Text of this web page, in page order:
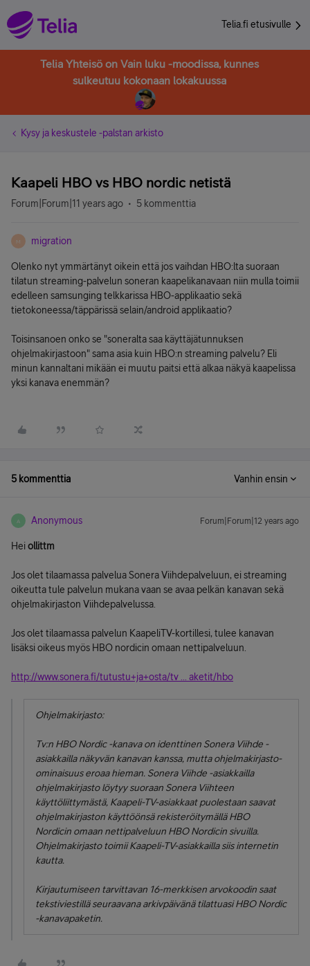
Telia.fi etusivulle
Telia Yhteisö on Vain luku -moodissa, kunnes
sulkeutuu kokonaan lokakuussa
Kysy ja keskustele -palstan arkisto
Kaapeli HBO vs HBO nordic netistä
Forum|Forum|11 years ago 5 kommenttia
M migration
Olenko nyt ymmärtänyt oikein että jos vaihdan HBO:lta suoraan
tilatun streaming-palvelun soneran kaapelikanavaan niin mulla toimii
edelleen samsunging telkkarissa HBO-applikaatio sekä
tietokoneessa/täppärissä selain/android applikaatio?
Toisinsanoen onko se "soneralta saa käyttäjätunnuksen
ohjelmakirjastoon" sama asia kuin HBO:n streaming palvelu? Eli
minun kannaltani mikään ei muutu paitsi että alkaa näkyä kaapelissa
yksi kanava enemmän?
5 kommenttia Vanhin ensin
A Anonymous Forum|Forum|12 years ago
Heiollittm
Jos olet tilaamassa palvelua Sonera Viihdepalveluun, ei streaming
oikeutta tule palvelun mukana vaan se avaa pelkän kanavan sekä
ohjelmakirjaston Viihdepalvelussa.
Jos olet tilaamassa palvelun KaapeliTV-kortillesi, tulee kanavan
lisäksi oikeus myös HBO nordicin omaan nettipalveluun.
http://www.sonera.fi/tutustu+ja+osta/tv ... aketit/hbo
Ohjelmakirjasto:
Tv:n HBO Nordic -kanava on identtinen Sonera Viihde -
asiakkailla näkyvän kanavan kanssa, mutta ohjelmakirjasto-
ominaisuus eroaa hieman. Sonera Viihde -asiakkailla
ohjelmakirjasto löytyy suoraan Sonera Viihteen
käyttöliittymästä, Kaapeli-TV-asiakkaat puolestaan saavat
ohjelmakirjaston käyttöönsä rekisteröitymällä HBO
Nordicin omaan nettipalveluun HBO Nordicin sivuilla.
Ohjelmakirjasto toimii Kaapeli-TV-asiakkailla siis internetin
kautta.
Kirjautumiseen tarvittavan 16-merkkisen arvokoodin saat
tekstiviestillä seuraavana arkivpäivänä tilattuasi HBO Nordic
-kanavapaketin.